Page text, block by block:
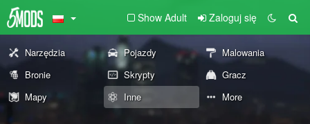
Show Adult Zaloguj się
Narzędzia Pojazdy
Malowania
Bronie
Skrypty
Gracz
Mapy
Inne More